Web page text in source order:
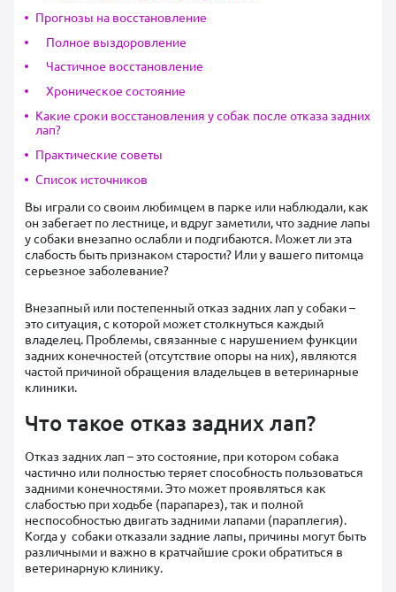
Прогнозы на восстановление
Полное выздоровление
Частичное восстановление
Хроническое состояние
Какие сроки восстановления у собак после отказа задних
лап?
Практические советы
Список источников
Вы играли со своим любимцем в парке или наблюдали, как
он забегает по лестнице, и вдруг заметили, что задние лапы
у собаки внезапно ослабли и подгибаются. Может ли эта
слабость быть признаком старости? Или у вашего питомца
серьезное заболевание?
Внезапный или постепенный отказ задних лап у собаки –
это ситуация, с которой может столкнуться каждый
владелец. Проблемы, связанные с нарушением функции
задних конечностей (отсутствие опоры на них), являются
частой причиной обращения владельцев в ветеринарные
клиники.
Что такое отказ задних лап?
Отказ задних лап – это состояние, при котором собака
частично или полностью теряет способность пользоваться
задними конечностями. Это может проявляться как
слабостью при ходьбе (парапарез), так и полной
неспособностью двигать задними лапами (параплегия).
Когда у собаки отказали задние лапы, причины могут быть
различными и важно в кратчайшие сроки обратиться в
ветеринарную клинику.